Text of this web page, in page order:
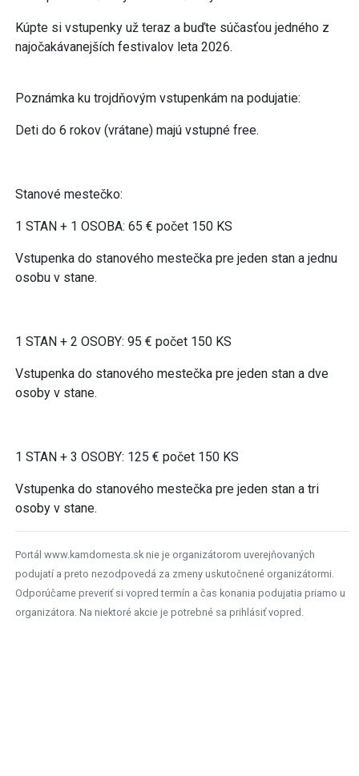
Kúpte si vstupenky už teraz a buďte súčasťou jedného z
najočakávanejších festivalov leta 2026.
Poznámka ku trojdňovým vstupenkám na podujatie:
Deti do 6 rokov (vrátane) majú vstupné free.
Stanové mestečko:
1 STAN + 1 OSOBA: 65 € počet 150 KS
Vstupenka do stanového mestečka pre jeden stan a jednu
osobu v stane.
1 STAN + 2 OSOBY: 95 € počet 150 KS
Vstupenka do stanového mestečka pre jeden stan a dve
osoby v stane.
1 STAN + 3 OSOBY: 125 € počet 150 KS
Vstupenka do stanového mestečka pre jeden stan a tri
osoby v stane.
Portál www.kamdomesta.sk nie je organizátorom uverejňovaných
podujatí a preto nezodpovedá za zmeny uskutočnené organizátormi.
Odporúčame preveriť si vopred termín a čas konania podujatia priamo u
organizátora. Na niektoré akcie je potrebné sa prihlásiť vopred.